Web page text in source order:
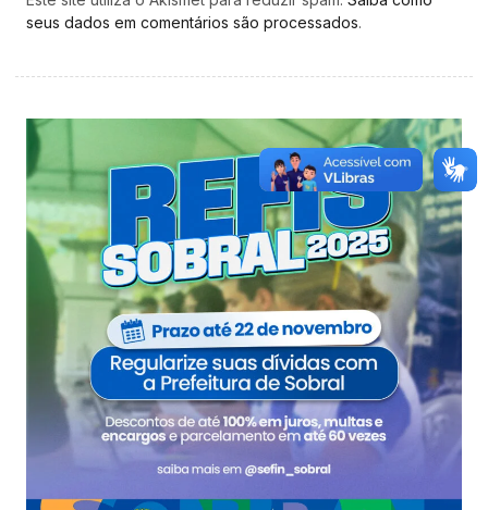
seus dados em comentários são processados.